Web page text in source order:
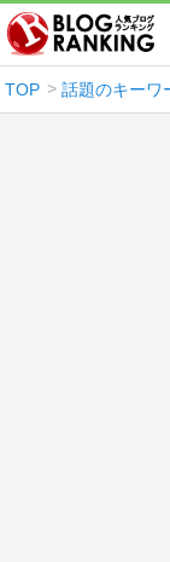
TOP 話題のキーワ